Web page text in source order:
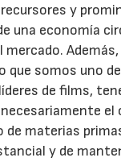
y
una economía
Además,
que somos uno
de films,
el
de materias
y de